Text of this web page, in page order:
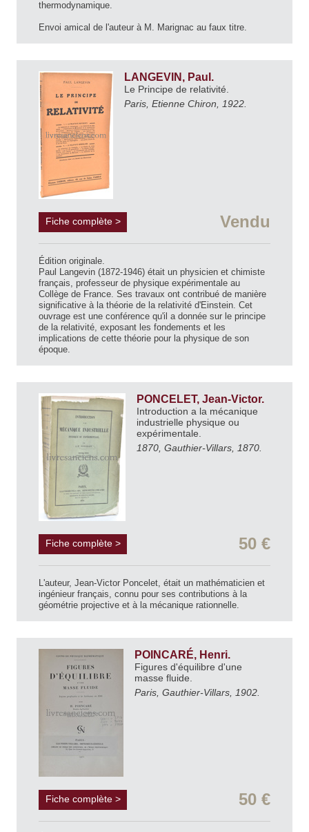
thermodynamique.
Envoi amical de l'auteur à M. Marignac au faux titre.
LANGEVIN, Paul.
Le Principe de relativité.
Paris, Etienne Chiron, 1922.
Fiche complète > Vendu
Édition originale.
Paul Langevin (1872-1946) était un physicien et chimiste
français, professeur de physique expérimentale au
Collège de France. Ses travaux ont contribué de manière
significative à la théorie de la relativité d'Einstein. Cet
ouvrage est une conférence qu'il a donnée sur le principe
de la relativité, exposant les fondements et les
implications de cette théorie pour la physique de son
époque.
PONCELET, Jean-Victor.
Introduction a la mécanique
industrielle physique ou
expérimentale.
1870, Gauthier-Villars, 1870.
Fiche complète > 50 €
L'auteur, Jean-Victor Poncelet, était un mathématicien et
ingénieur français, connu pour ses contributions à la
géométrie projective et à la mécanique rationnelle.
POINCARÉ, Henri.
Figures d'équilibre d'une
masse fluide.
Paris, Gauthier-Villars, 1902.
Fiche complète > 50 €